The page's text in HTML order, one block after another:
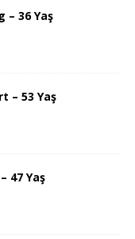
– 36 Yaş
– 53 Yaş
47 Yaş